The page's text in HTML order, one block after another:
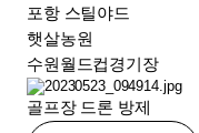
포항 스틸야드
햇살농원
수원월드컵경기장
골프장 드론 방제